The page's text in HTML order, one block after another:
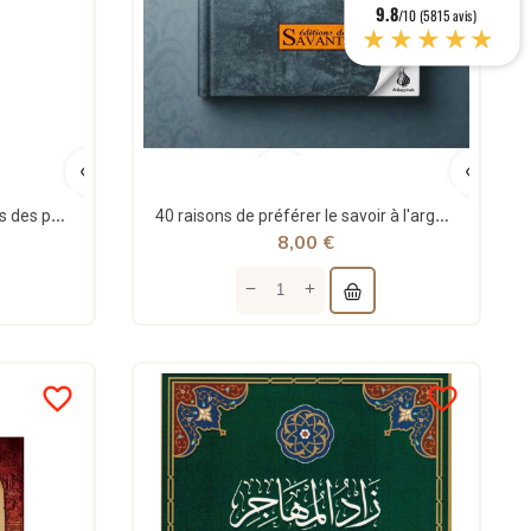
L'amour en islam et les dangers des passions - ibn Qayyim al-Jawziyya - al-hadîth 40 raisons de préférer le savoir à l'argent - Série Ibn Al-Qayyim - éditions des Savants
8,00 €
favorite_border favorite_border
9.8/10 (5815 avis)
★★★★★